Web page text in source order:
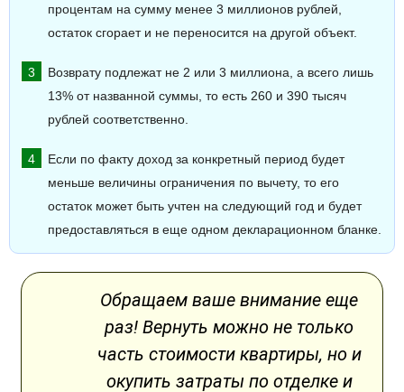
процентам на сумму менее 3 миллионов рублей,
остаток сгорает и не переносится на другой объект.
Возврату подлежат не 2 или 3 миллиона, а всего лишь
13% от названной суммы, то есть 260 и 390 тысяч
рублей соответственно.
Если по факту доход за конкретный период будет
меньше величины ограничения по вычету, то его
остаток может быть учтен на следующий год и будет
предоставляться в еще одном декларационном бланке.
Обращаем ваше внимание еще
раз! Вернуть можно не только
часть стоимости квартиры, но и
окупить затраты по отделке и